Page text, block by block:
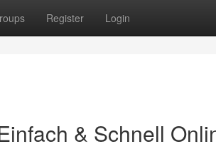
Register Login
& Schnell